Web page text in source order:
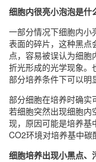
细胞内很亮小泡泡是什
一部分情况下细胞内小
表面的碎片，这种黑点
点，容易被误认为细
折光形成的光学现象
部分培养条件下可以明
部分细胞在培养时确实
若细胞突然出现细胞内
现，原因可能是培养基
CO2环境对培养基中碳
细胞培养出现小黑点、